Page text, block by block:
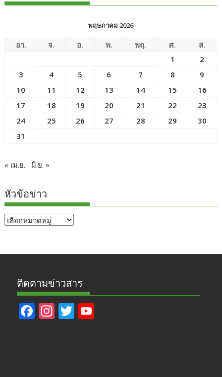
พฤษภาคม 2026
อา. จ. อ. พ. พฤ. ศ.
ส.
1
2
3
4 5 6 7 8
9
10
11 12 13 14 15
16
17
18 19 20 21 22
23
24
25 26 27 28 29
30
31
« เม.ย. มิ.ย. »
หัวข้อข่าว
หัวข้อ
ติดตามข่าวสาร
F In T